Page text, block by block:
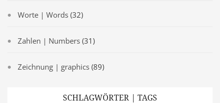
Worte | Words (32)
Zahlen | Numbers (31)
Zeichnung | graphics (89)
SCHLAGWÖRTER | TAGS